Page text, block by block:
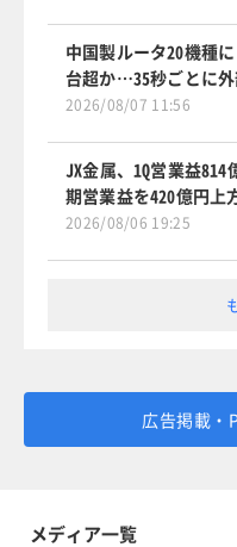
中国製ルータ20機種
台超か…35秒ごとに
2026/08/07 11:56
JX金属、1Q営業益
期営業益を420億円上
2026/08/06 19:25
広告掲載・
メディア一覧